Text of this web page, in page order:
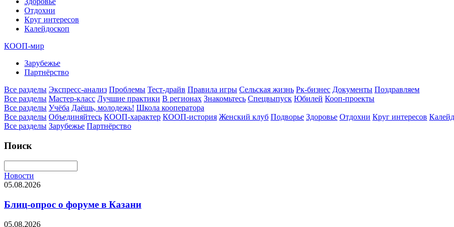
Отдохни
Круг интересов
Калейдоскоп
КООП-мир
Зарубежье
Партнёрство
Все разделы Экспресс-анализ Проблемы Тест-драйв Правила игры Сельская жизнь Рк-бизнес Документы Поздравляем
Все разделы Мастер-класс Лучшие практики В регионах Знакомьтесь Спецвыпуск Юбилей Кооп-проекты
Все разделы Учёба Даёшь, молодежь! Школа кооператора
Все разделы Объединяйтесь КООП-характер КООП-история Женский клуб Подворье Здоровье Отдохни Круг интересов
Все разделы Зарубежье Партнёрство
Поиск
Новости
05.08.2026
Блиц-опрос о форуме в Казани
05.08.2026